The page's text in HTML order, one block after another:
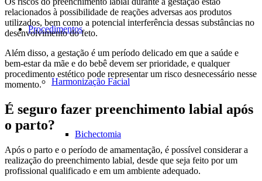
Procedimentos
Harmonização Facial
Bichectomia
relacionados à possibilidade de reações adversas aos produtos
utilizados, bem como a potencial interferência dessas substâncias no
desenvolvimento do feto.
Além disso, a gestação é um período delicado em que a saúde e
bem-estar da mãe e do bebê devem ser prioridade, e qualquer
procedimento estético pode representar um risco desnecessário nesse
momento.
É seguro fazer preenchimento labial após
o parto?
Após o parto e o período de amamentação, é possível considerar a
realização do preenchimento labial, desde que seja feito por um
profissional qualificado e em um ambiente adequado.